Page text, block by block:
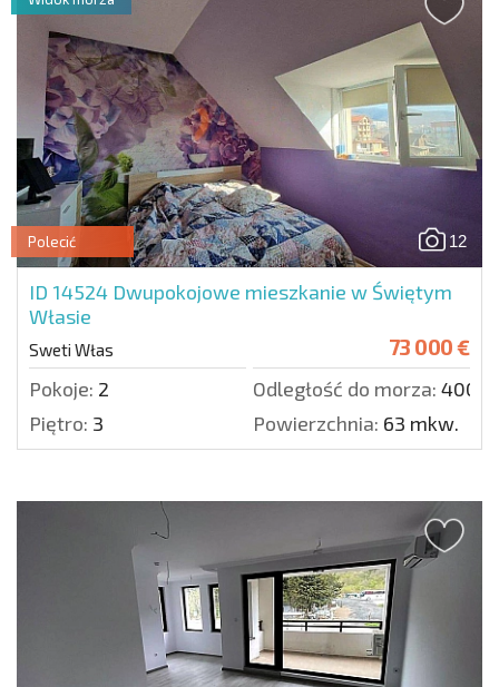
12
Polecić
ID 14524 Dwupokojowe mieszkanie w Świętym
Własie
Sweti Włas 73 000 €
Pokoje: 2 Odległość do morza: 400
Piętro: 3 Powierzchnia: 63 mkw.